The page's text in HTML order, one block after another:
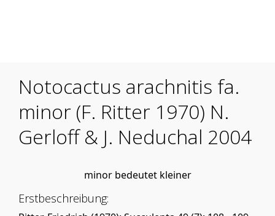
Notocactus arachnitis fa.
minor (F. Ritter 1970) N.
Gerloff & J. Neduchal 2004
minor bedeutet kleiner
Erstbeschreibung: